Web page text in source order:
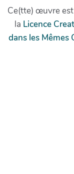
Ce(tte) œuvre
la Licence
dans les